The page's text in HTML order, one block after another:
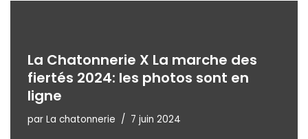
La Chatonnerie X La marche des
fiertés 2024: les photos sont en
ligne
par La chatonnerie 7 juin 2024